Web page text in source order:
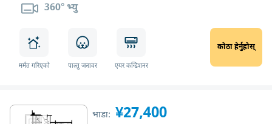
360° भ्यु
मर्मत गरिएको पाल्तु जनावर एयर कन्डिशनर
कोठा हेर्नुहोस्
भाडा: ¥27,400